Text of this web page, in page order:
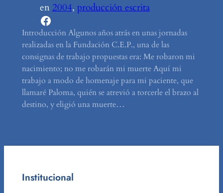
en 2004, producción escrita
Facebook
Introducción Algunos años atrás en unas jornadas
realizadas en la Fundación C.E.P., una de las
consignas de trabajo propuestas era: Me robaron mi
nacimiento; no me robarán mi muerte Aquí mi
trabajo a modo de homenaje para mi paciente, que
llamaré Paloma, quién se atrevió a torcerle el brazo al
destino, y eligió una muerte…
Institucional